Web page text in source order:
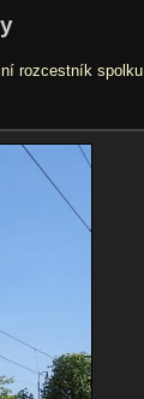
rozcestník spolku|